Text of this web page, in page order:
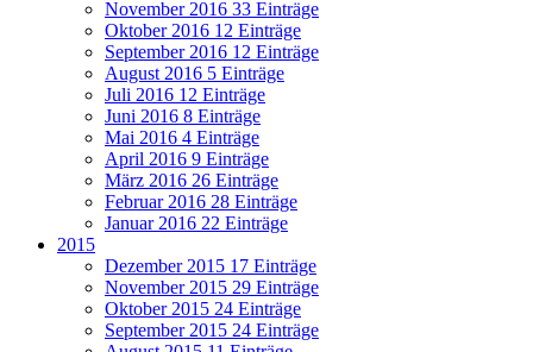
November 2016 33 Einträge
Oktober 2016 12 Einträge
September 2016 12 Einträge
August 2016 5 Einträge
Juli 2016 12 Einträge
Juni 2016 8 Einträge
Mai 2016 4 Einträge
April 2016 9 Einträge
März 2016 26 Einträge
Februar 2016 28 Einträge
Januar 2016 22 Einträge
2015
Dezember 2015 17 Einträge
November 2015 29 Einträge
Oktober 2015 24 Einträge
September 2015 24 Einträge